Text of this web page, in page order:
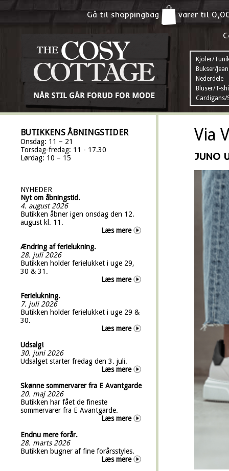
Gå til shoppingbag varer til
Kjoler/
Bukser/
Nederdele
Bluser/T-
Cardigans/
BUTIKKENS ÅBNINGSTIDER
Onsdag: 11 – 21
Torsdag-fredag: 11 - 17.30
Lørdag: 10 – 15
NYHEDER
Nyt om åbningstid.
4. august 2026
Butikken åbner igen onsdag den 12.
august kl. 11.
Læs mere
Ændring af ferielukning.
28. juli 2026
Butikken holder ferielukket i uge 29,
30 & 31.
Læs mere
Ferielukning.
7. juli 2026
Butikken holder ferielukket i uge 29 &
30.
Læs mere
Udsalg!
30. juni 2026
Udsalget starter fredag den 3. juli.
Læs mere
Skønne sommervarer fra E Avantgarde
20. maj 2026
Butikken har fået de fineste
sommervarer fra E Avantgarde.
Læs mere
Endnu mere forår.
28. marts 2026
Butikken bugner af fine forårsstyles.
Læs mere
Via
JUNO